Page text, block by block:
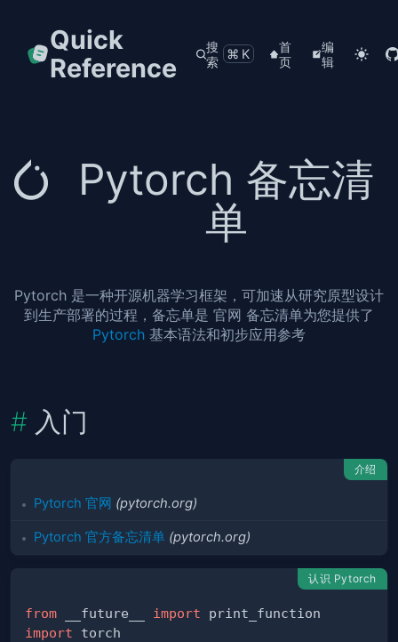
Quick
Reference
搜
索
⌘K
首
页
编
辑
Pytorch 备忘清
单
Pytorch 是一种开源机器学习框架，可加速从研究原型设计
到生产部署的过程，备忘单是 官网 备忘清单为您提供了
Pytorch 基本语法和初步应用参考
入门
介绍
Pytorch 官网 (pytorch.org)
Pytorch 官方备忘清单 (pytorch.org)
认识 Pytorch
from __future__ import
import